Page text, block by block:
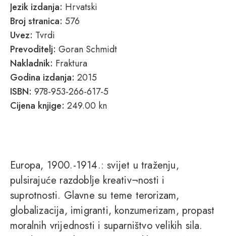
Jezik izdanja: Hrvatski
Broj stranica: 576
Uvez: Tvrdi
Prevoditelj: Goran Schmidt
Nakladnik: Fraktura
Godina izdanja: 2015
ISBN: 978-953-266-617-5
Cijena knjige: 249.00 kn
Europa, 1900.-1914.: svijet u traženju,
pulsirajuće razdoblje kreativ¬nosti i
suprotnosti. Glavne su teme terorizam,
globalizacija, imigranti, konzumerizam, propast
moralnih vrijednosti i suparništvo velikih sila.